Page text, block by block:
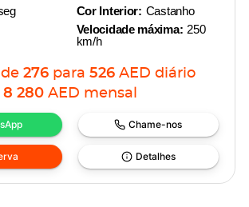
Cor Interior: Castanho
Velocidade máxima: 250
km/h
276 para 526 AED diário
8 280 AED mensal
Chame-nos
Detalhes